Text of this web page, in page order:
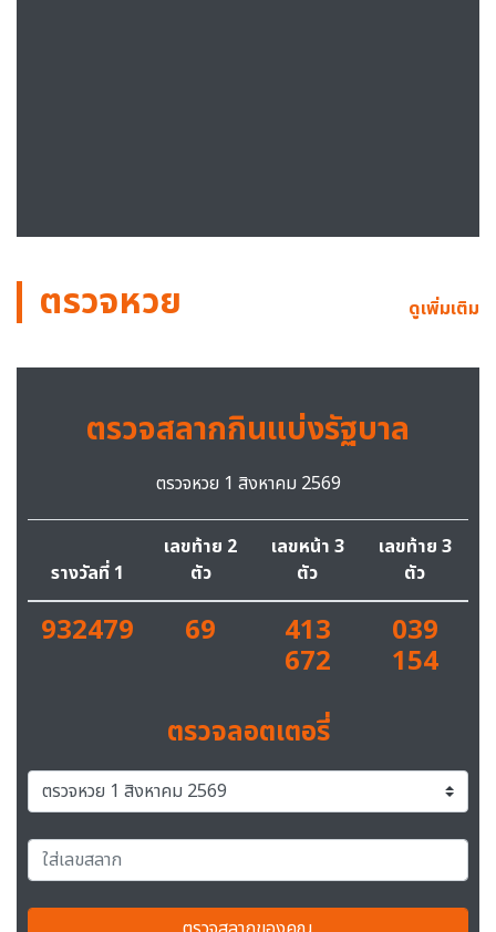
ตรวจหวย ดูเพิ่มเติม
ตรวจสลากกินแบ่งรัฐบาล
ตรวจหวย 1 สิงหาคม 2569
รางวัลที่ 1
เลขท้าย 2
ตัว
เลขหน้า 3
ตัว
เลขท้าย 3
ตัว
932479 69 413
672
039
154
ตรวจลอตเตอรี่